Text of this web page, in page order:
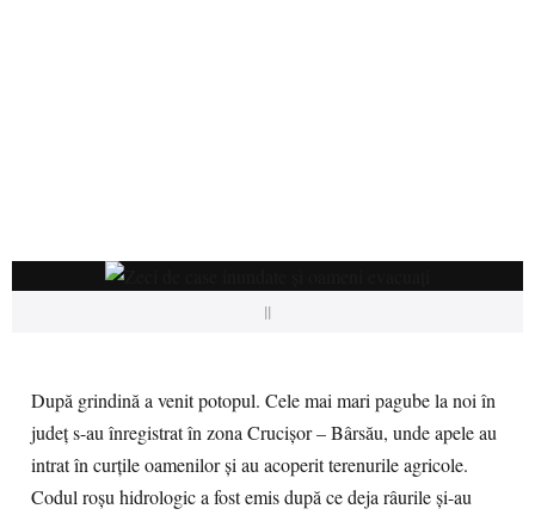
||
După grindină a venit potopul. Cele mai mari pagube la noi în
județ s-au înregistrat în zona Crucișor – Bârsău, unde apele au
intrat în curțile oamenilor și au acoperit terenurile agricole.
Codul roșu hidrologic a fost emis după ce deja râurile și-au